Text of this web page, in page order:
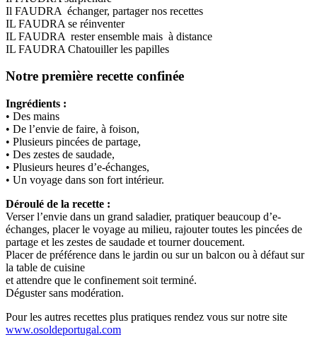
Il FAUDRA échanger, partager nos recettes
IL FAUDRA se réinventer
IL FAUDRA rester ensemble mais à distance
IL FAUDRA Chatouiller les papilles
Notre première recette confinée
Ingrédients :
• Des mains
• De l’envie de faire, à foison,
• Plusieurs pincées de partage,
• Des zestes de saudade,
• Plusieurs heures d’e-échanges,
• Un voyage dans son fort intérieur.
Déroulé de la recette :
Verser l’envie dans un grand saladier, pratiquer beaucoup d’e-
échanges, placer le voyage au milieu, rajouter toutes les pincées de
partage et les zestes de saudade et tourner doucement.
Placer de préférence dans le jardin ou sur un balcon ou à défaut sur
la table de cuisine
et attendre que le confinement soit terminé.
Déguster sans modération.
Pour les autres recettes plus pratiques rendez vous sur notre site
www.osoldeportugal.com